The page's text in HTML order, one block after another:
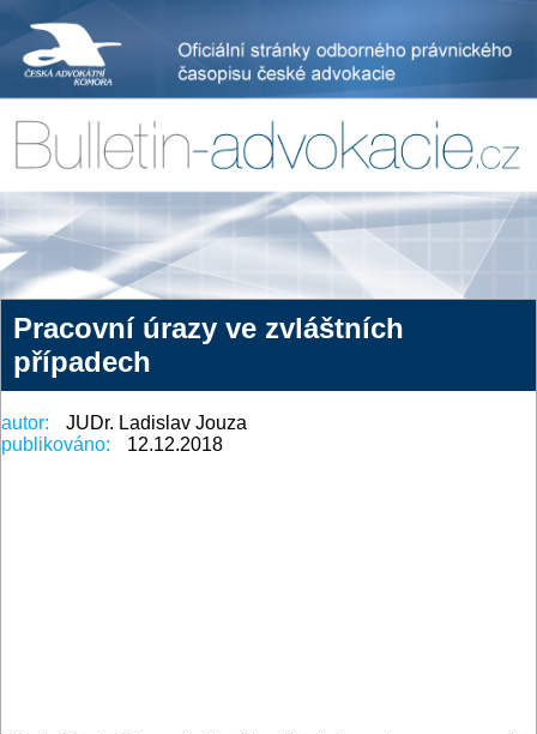
Pracovní úrazy ve zvláštních
případech
autor:
JUDr. Ladislav Jouza
publikováno:
12.12.2018